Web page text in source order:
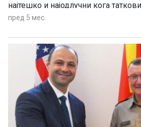
најтешко и најодлучни кога
и заштита. Со беспрекорна
потврдуваат својата елитна
Армија. Вашата служба не е само
заклетва, чест и љубов кон
на вашата пожртвуваност, нашите
чувствуваат безбедно.“ – објави
профил министерот за одбрана на
Македонија Владо Мисајловски.
пред 5 мес.